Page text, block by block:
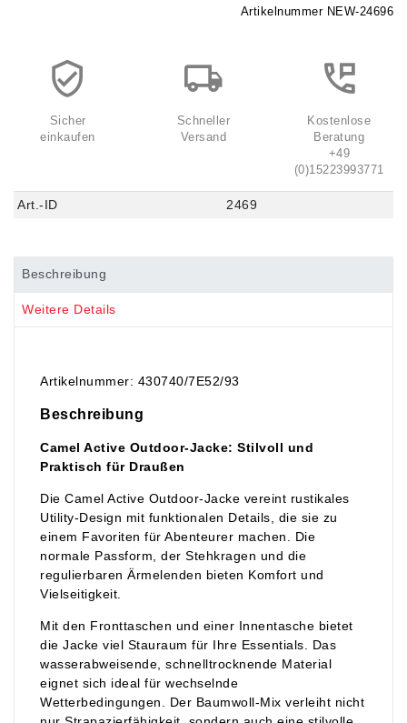
Artikelnummer NEW-24696
Sicher
einkaufen
Schneller
Versand
Kostenlose
Beratung
+49
(0)15223993771
Art.-ID 2469
Beschreibung
Weitere Details
Artikelnummer: 430740/7E52/93
Beschreibung
Camel Active Outdoor-Jacke: Stilvoll und
Praktisch für Draußen
Die Camel Active Outdoor-Jacke vereint rustikales
Utility-Design mit funktionalen Details, die sie zu
einem Favoriten für Abenteurer machen. Die
normale Passform, der Stehkragen und die
regulierbaren Ärmelenden bieten Komfort und
Vielseitigkeit.
Mit den Fronttaschen und einer Innentasche bietet
die Jacke viel Stauraum für Ihre Essentials. Das
wasserabweisende, schnelltrocknende Material
eignet sich ideal für wechselnde
Wetterbedingungen. Der Baumwoll-Mix verleiht nicht